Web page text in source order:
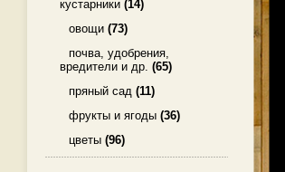
кустарники (14)
овощи (73)
почва, удобрения,
вредители и др. (65)
пряный сад (11)
фрукты и ягоды (36)
цветы (96)